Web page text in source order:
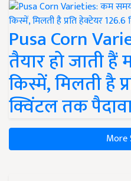
Pusa Corn
तैयार हो जाती
किस्में, मिलती है
क्विंटल तक
More